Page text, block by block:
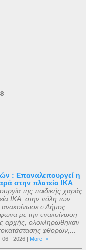
: Επαναλειτουργεί η
στην πλατεία ΙΚΑ
της παιδικής χαράς
ΙΚΑ, στην πόλη των
ο Δήμος
με την ανακοίνωση
αρχής, ολοκληρώθηκαν
φθορών,...
06 - 2026 | More ->